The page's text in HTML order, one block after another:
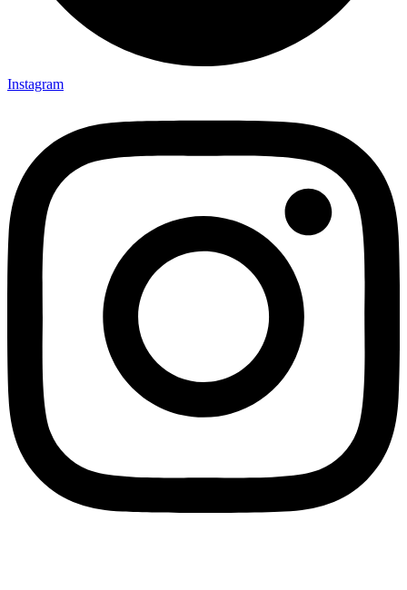
Instagram